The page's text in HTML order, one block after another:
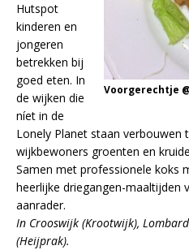
Voorgerechtje
Hutspot
kinderen en
jongeren
betrekken bij
goed eten. In
de wijken die
níet in de
Lonely Planet staan verbouwen
wijkbewoners groenten en
Samen met professionele koks
heerlijke driegangen-maaltijden
aanrader.
In Crooswijk (Krootwijk),
(Heijprak).